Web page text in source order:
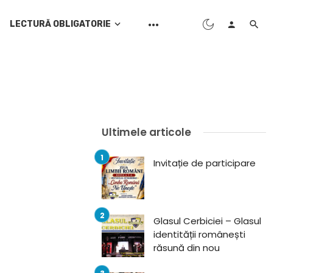
LECTURĂ OBLIGATORIE
Ultimele articole
Invitație de participare
Glasul Cerbiciei – Glasul
identității românești
răsună din nou